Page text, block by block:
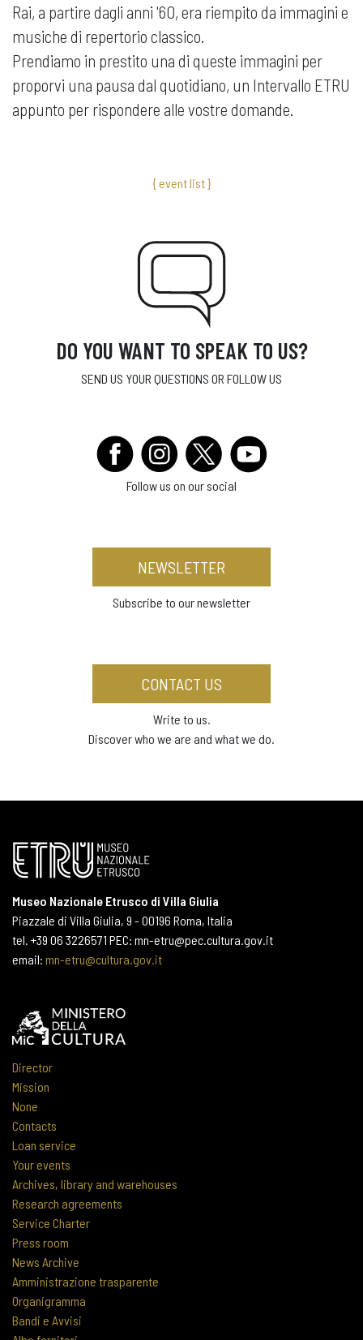
Rai, a partire dagli anni '60, era riempito da immagini e
musiche di repertorio classico.
Prendiamo in prestito una di queste immagini per
proporvi una pausa dal quotidiano, un Intervallo ETRU
appunto per rispondere alle vostre domande.
{ event list }
DO YOU WANT TO SPEAK TO US?
SEND US YOUR QUESTIONS OR FOLLOW US
Follow us on our social
NEWSLETTER
Subscribe to our newsletter
CONTACT US
Write to us.
Discover who we are and what we do.
Museo Nazionale Etrusco di Villa Giulia
Piazzale di Villa Giulia, 9 - 00196 Roma, Italia
tel. +39 06 3226571 PEC: mn-etru@pec.cultura.gov.it
email: mn-etru@cultura.gov.it
Director
Mission
None
Contacts
Loan service
Your events
Archives, library and warehouses
Research agreements
Service Charter
Press room
News Archive
Amministrazione trasparente
Organigramma
Bandi e Avvisi